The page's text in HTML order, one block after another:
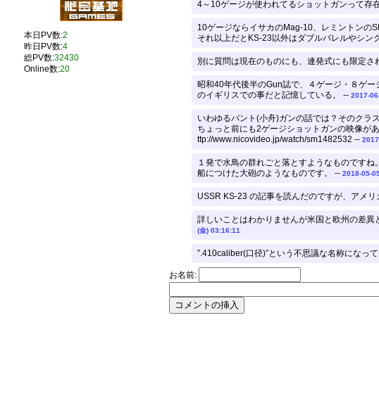
本日PV数:2
昨日PV数:4
総PV数:32430
Online数:20
4～10ゲージが使われてるショットガンって存
10ゲージならイサカのMag-10、レミントンの
それ以上だとKS-23以外はダブルバレルやシ
別に質問は現在のものにも、連発式にも限定
昭和40年代後半のGun誌で、４ゲージ・８ゲ
のイギリスでの事だと記憶している。 -- 2017-
いわゆるパント(小舟)ガンの話では？そのクラ
ちょっと前にも2ゲージショットガンの映像が
ttp://www.nicovideo.jp/watch/sm1482532 --
１発で水鳥の群れごと落とすようなものですね。
船につけた大砲のようなものです。 -- 2018-05-
USSR KS-23 の記事を読んだのですが、アメ
詳しいことはわかりませんが米国と欧州の差
(金) 03:16:11
”.410caliber(口径)”という不思議な名称になっ
お名前: